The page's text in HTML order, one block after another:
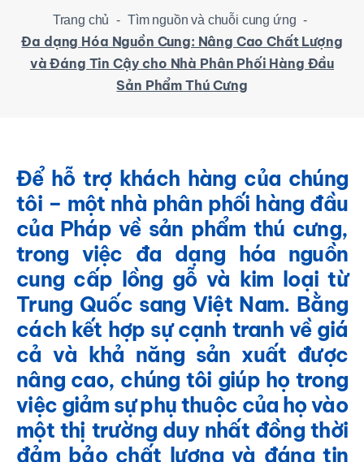
Trang chủ - Tìm nguồn và chuỗi cung ứng -
Đa dạng Hóa Nguồn Cung: Nâng Cao Chất Lượng
và Đáng Tin Cậy cho Nhà Phân Phối Hàng Đầu
Sản Phẩm Thú Cưng
Để hỗ trợ khách hàng của chúng
tôi – một nhà phân phối hàng đầu
của Pháp về sản phẩm thú cưng,
trong việc đa dạng hóa nguồn
cung cấp lồng gỗ và kim loại từ
Trung Quốc sang Việt Nam. Bằng
cách kết hợp sự cạnh tranh về giá
cả và khả năng sản xuất được
nâng cao, chúng tôi giúp họ trong
việc giảm sự phụ thuộc của họ vào
một thị trường duy nhất đồng thời
đảm bảo chất lượng và đáng tin